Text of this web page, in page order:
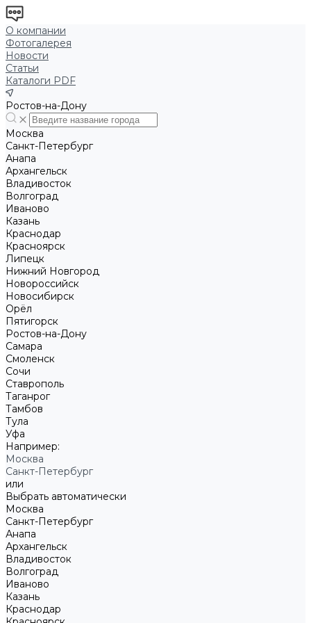
О компании
Фотогалерея
Новости
Статьи
Каталоги PDF
Ростов-на-Дону
Москва
Санкт-Петербург
Анапа
Архангельск
Владивосток
Волгоград
Иваново
Казань
Краснодар
Красноярск
Липецк
Нижний Новгород
Новороссийск
Новосибирск
Орёл
Пятигорск
Ростов-на-Дону
Самара
Смоленск
Сочи
Ставрополь
Таганрог
Тамбов
Тула
Уфа
Например:
Москва
Санкт-Петербург
или
Выбрать автоматически
Москва
Санкт-Петербург
Анапа
Архангельск
Владивосток
Волгоград
Иваново
Казань
Краснодар